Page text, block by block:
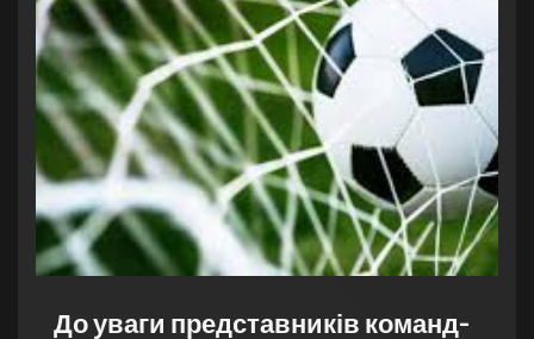
До уваги представників команд-